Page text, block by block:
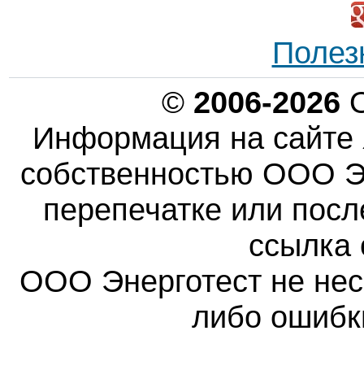
© 2006-2026
Информация на сайте
собственностью ООО
перепечатке или
ссылка
ООО Энерготест не
либо